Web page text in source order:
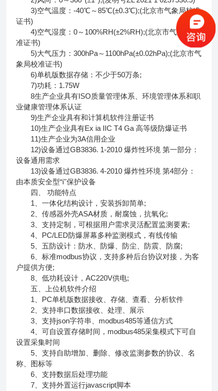
3)空气温度：-40℃～85℃(±0.3℃);(北京市气象局校准
证书)
4)空气湿度：0～100%RH(±2%RH);(北京市气象局校
准证书)
5)大气压力：300hPa～1100hPa(±0.02hPa);(北京市气
象局校准证书)
6)单机版数据存储：不少于50万条;
7)功耗：1.75W
8生产企业具有ISO质量管理体系、环境管理体系和职
业健康管理体系认证
9)生产企业具有和计算机软件注册证书
10)生产企业具有Ex ia IIC T4 Ga 高等级防爆证书
11)生产企业为3A信用企业
12)设备通过GB3836. 1-2010 爆炸性环境 第一部分：
设备通用需求
13)设备通过GB3836. 4-2010 爆炸性环境 第4部分：
由本质安全型“i''保护设备
四、 功能特点
1、一体化结构设计，安装拆卸简单;
2、传感器外壳ASA材质，耐腐蚀，抗氧化;
3、支持定制，可根据用户需求灵活配置监测要素;
4、PC/LED防爆屏幕多种监测模式，有线传输
5、五防设计：防水、防爆、防尘、防震、防腐;
6、标准modbus协议，支持多种后台协议对接，为客
户提供方便;
8、低功耗设计，AC220V供电;
五、上位机软件介绍
1、PC单机版数据接收、存储、查看、分析软件
2、支持串口数据接收、处理、展示
3、支持json字符串、modbus485等通信方式
4、可自设置存储时间，modbus485采集模式下可自
设置采集时间
5、支持自助增加、删除、修改监测参数的协议、名
称、图标等
6、支持数据后处理功能
7、支持外置运行javascript脚本